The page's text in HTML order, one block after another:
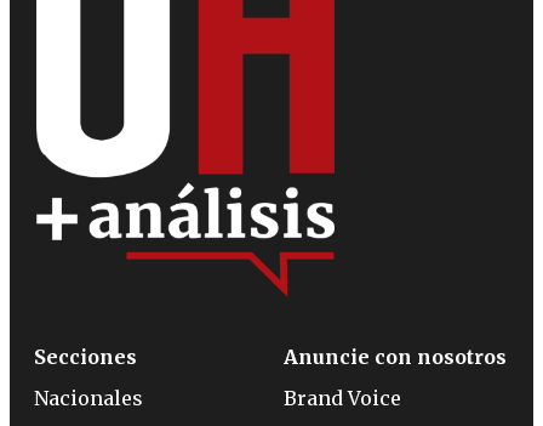
Secciones
Nacionales
Anuncie con nosotros
Brand Voice